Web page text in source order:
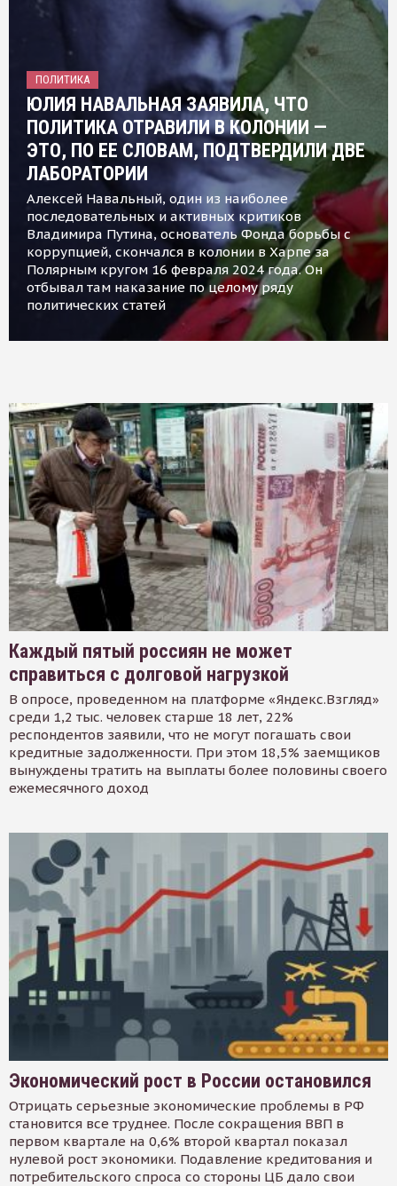
ПОЛИТИКА
ЮЛИЯ НАВАЛЬНАЯ ЗАЯВИЛА, ЧТО
ПОЛИТИКА ОТРАВИЛИ В КОЛОНИИ —
ЭТО, ПО ЕЕ СЛОВАМ, ПОДТВЕРДИЛИ ДВЕ
ЛАБОРАТОРИИ
Алексей Навальный, один из наиболее
последовательных и активных критиков
Владимира Путина, основатель Фонда борьбы с
коррупцией, скончался в колонии в Харпе за
Полярным кругом 16 февраля 2024 года. Он
отбывал там наказание по целому ряду
политических статей
Каждый пятый россиян не может
справиться с долговой нагрузкой
В опросе, проведенном на платформе «Яндекс.Взгляд»
среди 1,2 тыс. человек старше 18 лет, 22%
респондентов заявили, что не могут погашать свои
кредитные задолженности. При этом 18,5% заемщиков
вынуждены тратить на выплаты более половины своего
ежемесячного доход
Экономический рост в России остановился
Отрицать серьезные экономические проблемы в РФ
становится все труднее. После сокращения ВВП в
первом квартале на 0,6% второй квартал показал
нулевой рост экономики. Подавление кредитования и
потребительского спроса со стороны ЦБ дало свои